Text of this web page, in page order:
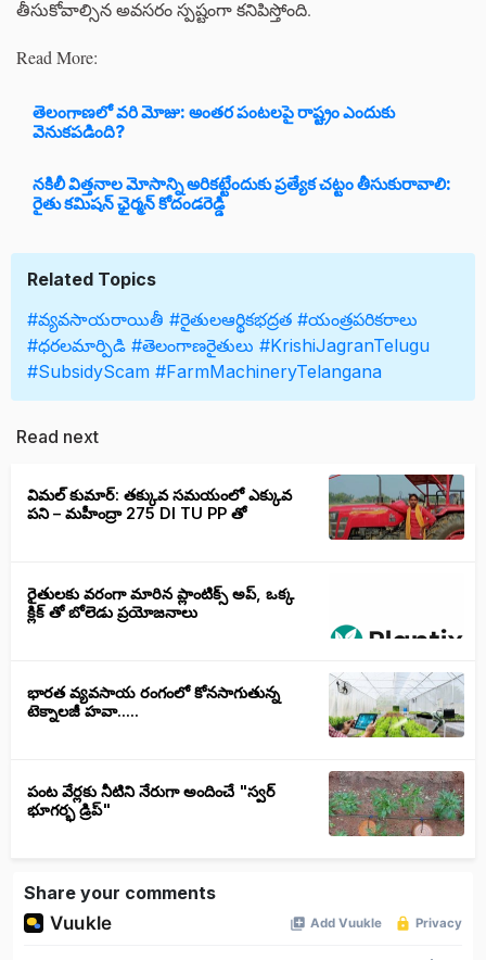
తీసుకోవాల్సిన అవసరం స్పష్టంగా కనిపిస్తోంది.
Read More:
తెలంగాణలో వరి మోజు: అంతర పంటలపై రాష్ట్రం ఎందుకు
వెనుకపడింది?
నకిలీ విత్తనాల మోసాన్ని అరికట్టేందుకు ప్రత్యేక చట్టం తీసుకురావాలి:
రైతు కమిషన్ ఛైర్మన్ కోదండరెడ్డి
Related Topics
#వ్యవసాయరాయితీ #రైతులఆర్థికభద్రత #యంత్రపరికరాలు
#ధరలమార్పిడి #తెలంగాణరైతులు #KrishiJagranTelugu
#SubsidyScam #FarmMachineryTelangana
Read next
విమల్ కుమార్: తక్కువ సమయంలో ఎక్కువ
పని – మహీంద్రా 275 DI TU PP తో
రైతులకు వరంగా మారిన ప్లాంటిక్స్ అప్, ఒక్క
క్లిక్ తో బోలెడు ప్రయోజనాలు
భారత వ్యవసాయ రంగంలో కోనసాగుతున్న
టెక్నాలజీ హవా.....
పంట వేర్లకు నీటిని నేరుగా అందించే "స్వర్
భూగర్భ డ్రిప్"
Share your comments